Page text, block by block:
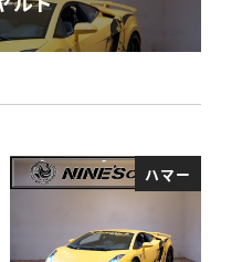
ハマー